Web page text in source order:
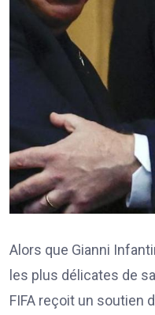
Alors que Gianni
les plus délicates de
FIFA reçoit un soutien